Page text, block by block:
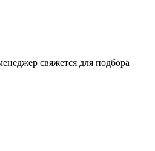
свяжется для подбора